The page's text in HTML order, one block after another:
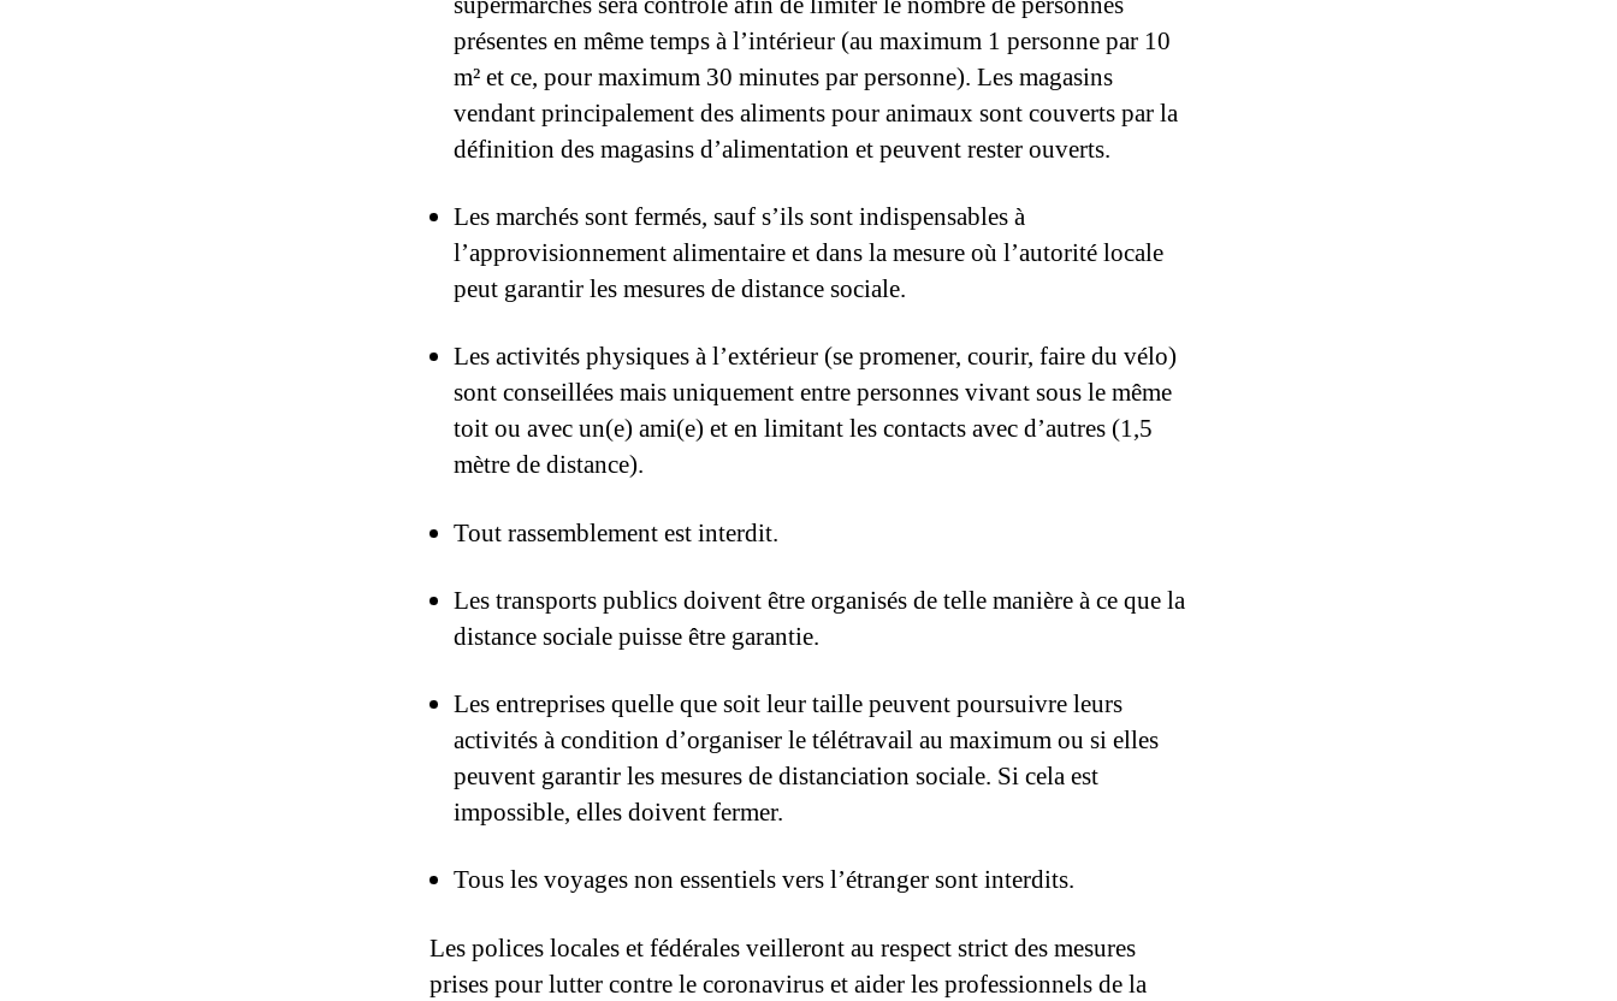
présentes en même temps à l’intérieur (au maximum 1 personne par 10
m² et ce, pour maximum 30 minutes par personne). Les magasins
vendant principalement des aliments pour animaux sont couverts par la
définition des magasins d’alimentation et peuvent rester ouverts.
Les marchés sont fermés, sauf s’ils sont indispensables à
l’approvisionnement alimentaire et dans la mesure où l’autorité locale
peut garantir les mesures de distance sociale.
Les activités physiques à l’extérieur (se promener, courir, faire du vélo)
sont conseillées mais uniquement entre personnes vivant sous le même
toit ou avec un(e) ami(e) et en limitant les contacts avec d’autres (1,5
mètre de distance).
Tout rassemblement est interdit.
Les transports publics doivent être organisés de telle manière à ce que la
distance sociale puisse être garantie.
Les entreprises quelle que soit leur taille peuvent poursuivre leurs
activités à condition d’organiser le télétravail au maximum ou si elles
peuvent garantir les mesures de distanciation sociale. Si cela est
impossible, elles doivent fermer.
Tous les voyages non essentiels vers l’étranger sont interdits.
Les polices locales et fédérales veilleront au respect strict des mesures
prises pour lutter contre le coronavirus et aider les professionnels de la